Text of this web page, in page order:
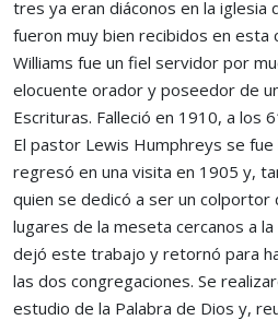
tres ya eran diáconos en la iglesia
fueron muy bien recibidos en esta
Williams fue un fiel servidor por
elocuente orador y poseedor de
Escrituras. Falleció en 1910, a los
El pastor Lewis Humphreys se
regresó en una visita en 1905 y,
quien se dedicó a ser un
lugares de la meseta cercanos a
dejó este trabajo y retornó para
las dos congregaciones. Se
estudio de la Palabra de Dios y,